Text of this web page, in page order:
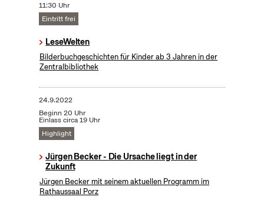
11:30 Uhr
Eintritt frei
LeseWelten
Bilderbuchgeschichten für Kinder ab 3 Jahren in der
Zentralbibliothek
24.9.2022
Beginn 20 Uhr
Einlass circa 19 Uhr
Highlight
Jürgen Becker - Die Ursache liegt in der
Zukunft
Jürgen Becker mit seinem aktuellen Programm im
Rathaussaal Porz